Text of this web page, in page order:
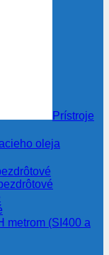
Prístroje
oleja
metrom (SI400 a